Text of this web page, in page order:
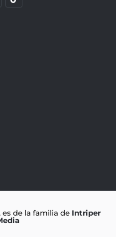
es de la familia de Intriper